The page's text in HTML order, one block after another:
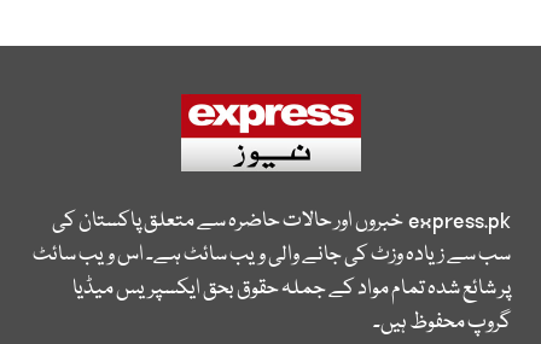
express.pkخبروں اور حالات حاضرہ سے متعلق پاکستان کی
سب سے زیادہ وزٹ کی جانے والی ویب سائٹ ہے۔ اس ویب سائٹ
پر شائع شدہ تمام مواد کے جملہ حقوق بحق ایکسپریس میڈیا
گروپ محفوظ ہیں۔